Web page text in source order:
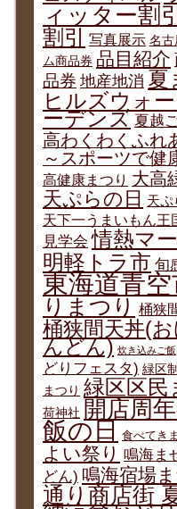
ィッター割
割引
写真展示 名古
ム商品券 品目紹介
品券 地産地消 夏
ヒルズウォ
ーデンズ 夏越
高わくわくふれ
～スポーツで健
高健康まつり 大高
天ぷらの日 天ぷ
天下一うまいもん王
見学会 情熱マ
明軽トラ市 旬
東海道青空
りまつり
桶狭
桶狭間天丼(
んどん) 炊き込みご飯
どりフェスタ) 緑区
まつり 緑区区民
荷神社 開店周
飯の日
食べてき
よい祭り 鳴海ま
どん) 鳴海宿場
通り商店街